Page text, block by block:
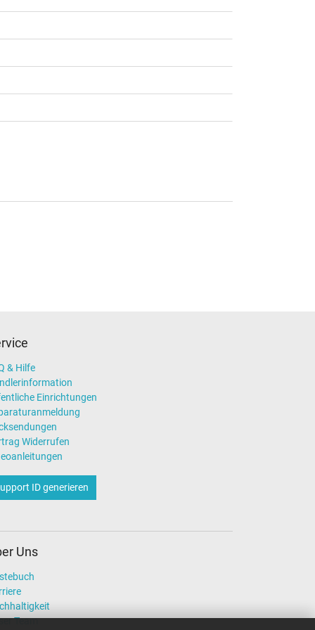
& Hilfe
Einrichtungen
Widerrufen
ID generieren
Uns
Team